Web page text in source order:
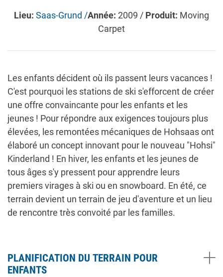
Lieu: Saas-Grund /Année: 2009 / Produit: Moving
Carpet
Les enfants décident où ils passent leurs vacances !
C'est pourquoi les stations de ski s'efforcent de créer
une offre convaincante pour les enfants et les
jeunes ! Pour répondre aux exigences toujours plus
élevées, les remontées mécaniques de Hohsaas ont
élaboré un concept innovant pour le nouveau "Hohsi"
Kinderland ! En hiver, les enfants et les jeunes de
tous âges s'y pressent pour apprendre leurs
premiers virages à ski ou en snowboard. En été, ce
terrain devient un terrain de jeu d'aventure et un lieu
de rencontre très convoité par les familles.
PLANIFICATION DU TERRAIN POUR
ENFANTS